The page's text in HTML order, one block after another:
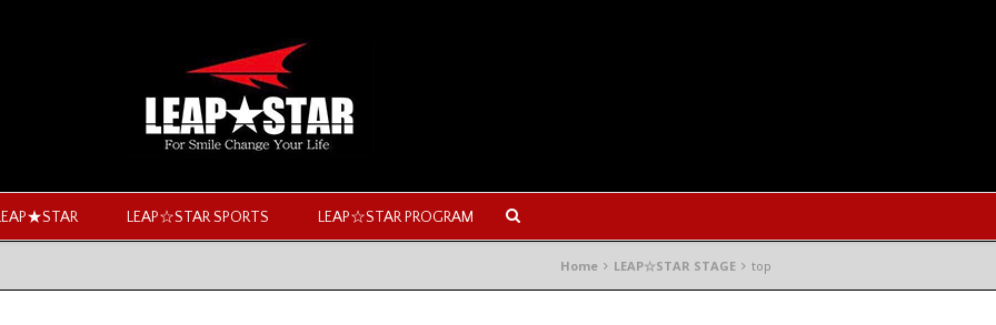
LEAP☆STAR SPORTS LEAP☆STAR PROGRAM
Home LEAP☆STAR STAGE top